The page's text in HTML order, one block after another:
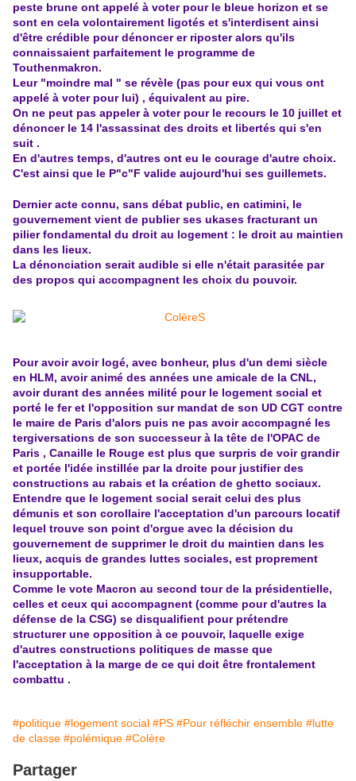
peste brune ont appelé à voter pour le bleue horizon et se
sont en cela volontairement ligotés et s'interdisent ainsi
d'être crédible pour dénoncer er riposter alors qu'ils
connaissaient parfaitement le programme de
Touthenmakron.
Leur "moindre mal " se révèle (pas pour eux qui vous ont
appelé à voter pour lui) , équivalent au pire.
On ne peut pas appeler à voter pour le recours le 10 juillet et
dénoncer le 14 l'assassinat des droits et libertés qui s'en
suit .
En d'autres temps, d'autres ont eu le courage d'autre choix.
C'est ainsi que le P"c"F valide aujourd'hui ses guillemets.
Dernier acte connu, sans débat public, en catimini, le
gouvernement vient de publier ses ukases fracturant un
pilier fondamental du droit au logement : le droit au maintien
dans les lieux.
La dénonciation serait audible si elle n'était parasitée par
des propos qui accompagnent les choix du pouvoir.
Pour avoir avoir logé, avec bonheur, plus d'un demi siècle
en HLM, avoir animé des années une amicale de la CNL,
avoir durant des années milité pour le logement social et
porté le fer et l'opposition sur mandat de son UD CGT contre
le maire de Paris d'alors puis ne pas avoir accompagné les
tergiversations de son successeur à la tête de l'OPAC de
Paris , Canaille le Rouge est plus que surpris de voir grandir
et portée l'idée instillée par la droite pour justifier des
constructions au rabais et la création de ghetto sociaux.
Entendre que le logement social serait celui des plus
démunis et son corollaire l'acceptation d'un parcours locatif
lequel trouve son point d'orgue avec la décision du
gouvernement de supprimer le droit du maintien dans les
lieux, acquis de grandes luttes sociales, est proprement
insupportable.
Comme le vote Macron au second tour de la présidentielle,
celles et ceux qui accompagnent (comme pour d'autres la
défense de la CSG) se disqualifient pour prétendre
structurer une opposition à ce pouvoir, laquelle exige
d'autres constructions politiques de masse que
l'acceptation à la marge de ce qui doit être frontalement
combattu .
#politique #logement social #PS #Pour réfléchir ensemble #lutte
de classe #polémique #Colère
Partager